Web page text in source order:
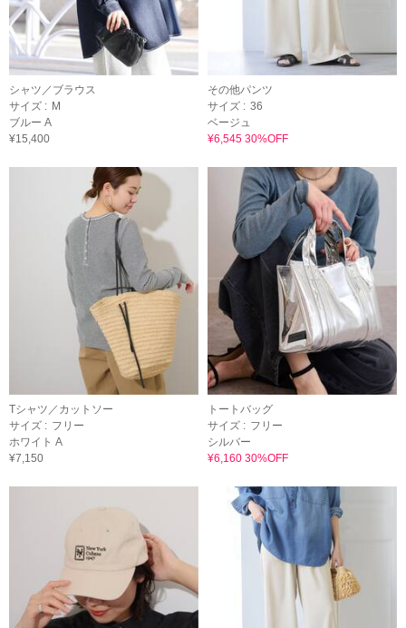
シャツ／ブラウス
サイズ : M
ブルー A
¥15,400
その他パンツ
サイズ : 36
ベージュ
¥6,545 30%OFF
Tシャツ／カットソー
サイズ : フリー
ホワイト A
¥7,150
トートバッグ
サイズ : フリー
シルバー
¥6,160 30%OFF